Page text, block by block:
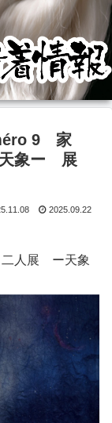
9 家
象ー 展
2025.09.22
人展 ー天象